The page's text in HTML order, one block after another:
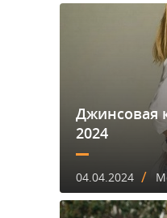
Джинсовая
2024
04.04.2024 /